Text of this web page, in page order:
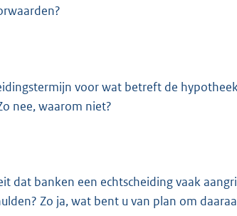
voor wat betreft de
nee, waarom niet?
dat banken een echtscheiding vaak
Zo ja, wat bent u van plan om